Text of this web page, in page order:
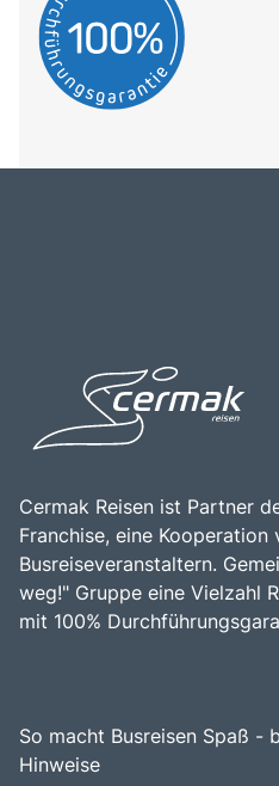
Cermak Reisen ist Partner
Franchise, eine Kooperation
Busreiseveranstaltern.
weg!" Gruppe eine Vielzahl
mit 100%
So macht Busreisen Spaß -
Hinweise